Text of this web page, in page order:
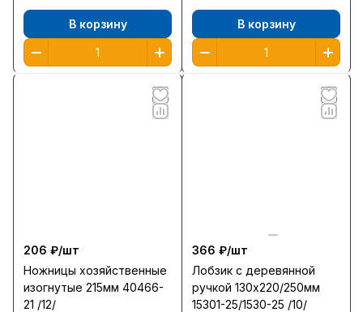
В корзину В корзину
206 ₽/шт
Ножницы хозяйственные
изогнутые 215мм 40466-
21 /12/
366 ₽/шт
Лобзик с деревянной
ручкой 130х220/250мм
15301-25/1530-25 /10/